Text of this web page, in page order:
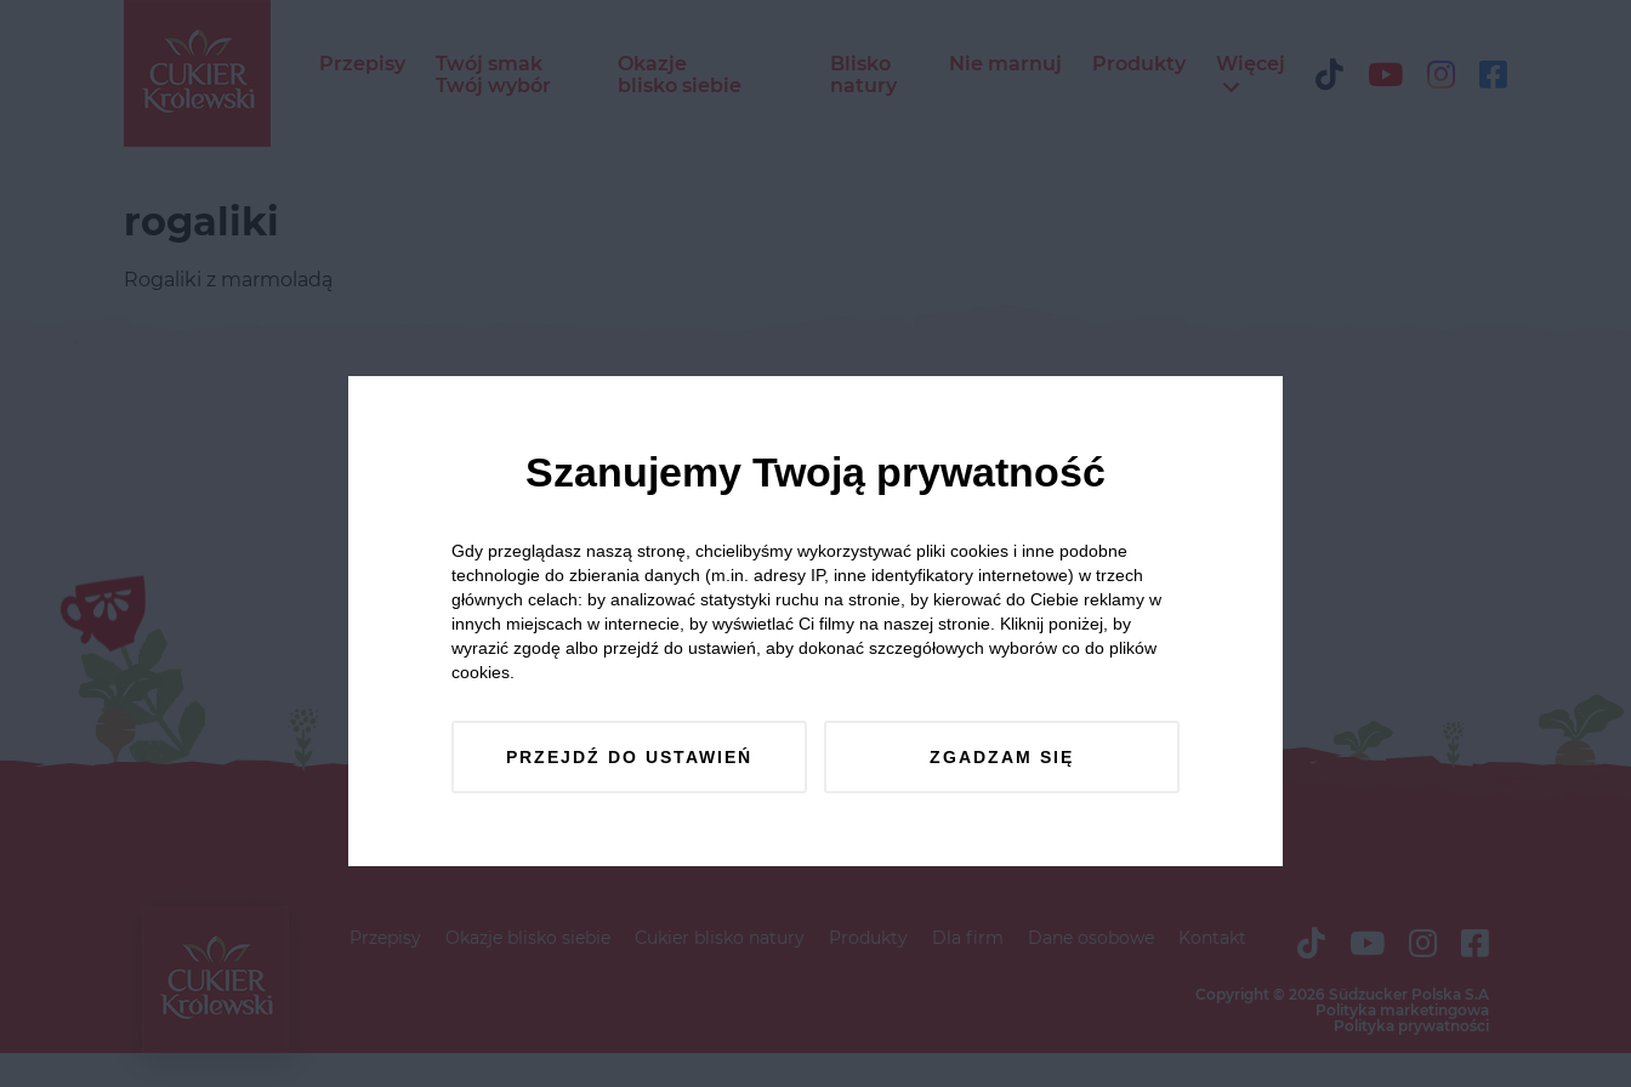
Przepisy
Twój smak
Twój wybór
Okazje
blisko siebie
Blisko
natury
Nie marnuj Produkty Więcej
rogaliki
Rogaliki z marmoladą
Przepisy Okazje blisko siebie Cukier blisko natury Produkty Dla firm Dane osobowe Kontakt
Copyright © 2026 Südzucker Polska S.A
Polityka marketingowa
Polityka prywatności
Szanujemy Twoją prywatność
Gdy przeglądasz naszą stronę, chcielibyśmy wykorzystywać pliki cookies i inne podobne
technologie do zbierania danych (m.in. adresy IP, inne identyfikatory internetowe) w trzech
głównych celach: by analizować statystyki ruchu na stronie, by kierować do Ciebie reklamy w
innych miejscach w internecie, by wyświetlać Ci filmy na naszej stronie. Kliknij poniżej, by
wyrazić zgodę albo przejdź do ustawień, aby dokonać szczegółowych wyborów co do plików
cookies.
PRZEJDŹ DO USTAWIEŃ ZGADZAM SIĘ